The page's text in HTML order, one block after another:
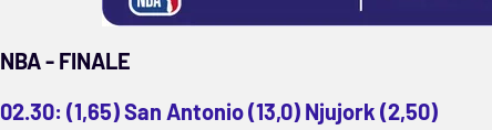
NBA - FINALE
02.30: (1,65) San Antonio (13,0) Njujork (2,50)